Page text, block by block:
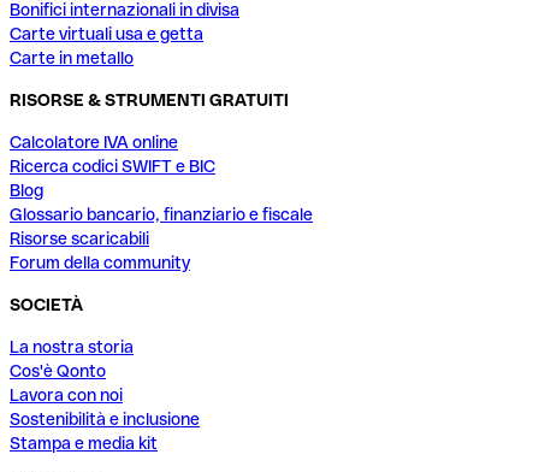
Bonifici internazionali in divisa
Carte virtuali usa e getta
Carte in metallo
RISORSE & STRUMENTI GRATUITI
Calcolatore IVA online
Ricerca codici SWIFT e BIC
Blog
Glossario bancario, finanziario e fiscale
Risorse scaricabili
Forum della community
SOCIETÀ
La nostra storia
Cos'è Qonto
Lavora con noi
Sostenibilità e inclusione
Stampa e media kit